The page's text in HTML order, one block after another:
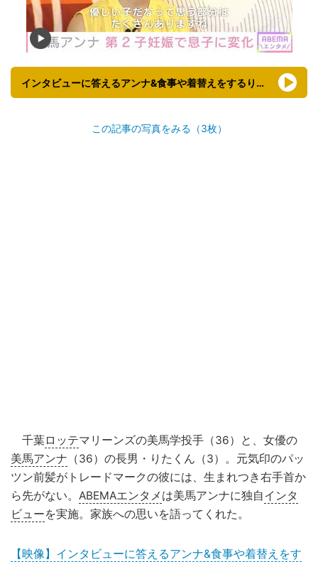
インタビューに答えるアンナ&食事や着替えをするりたくん
この記事の写真をみる（3枚）
千葉ロッテマリーンズの美馬学投手（36）と、女優の
美馬アンナ （36）の長男・りたくん（3）。元気印のパッ
ツン前髪がトレードマークの彼には、生まれつき右手首か
ら先がない。 ABEMAエンタメ は美馬アンナに独自インタ
ビューを実施。家族への思いを語ってくれた。
【映像】インタビューに答えるアンナ&食事や着替えをす